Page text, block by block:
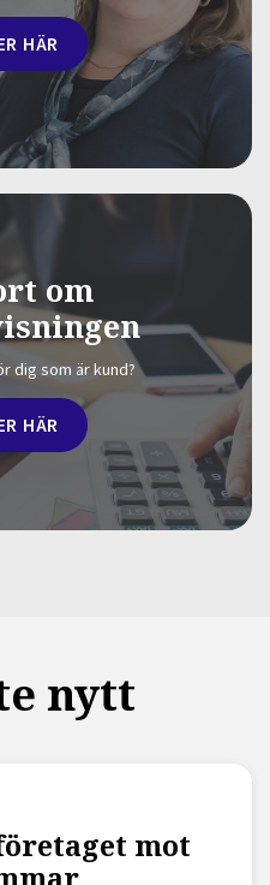
HÄR
om
dig som är kund?
HÄR
nytt
mot